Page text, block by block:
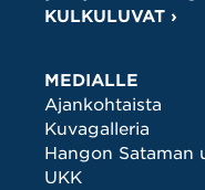
KULKULUVAT ›
MEDIALLE
Ajankohtaista
Kuvagalleria
Hangon Sataman
UKK